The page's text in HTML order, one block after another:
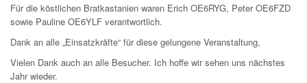
Für die köstlichen Bratkastanien waren Erich OE6RYG, Peter OE6FZD
sowie Pauline OE6YLF verantwortlich.
Dank an alle „Einsatzkräfte“ für diese gelungene Veranstaltung,
Vielen Dank auch an alle Besucher. Ich hoffe wir sehen uns nächstes
Jahr wieder.